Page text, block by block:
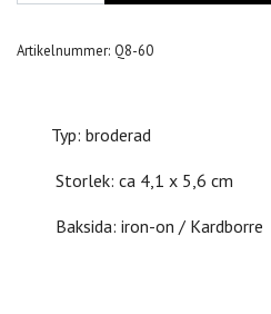
Artikelnummer: Q8-60
Typ: broderad
Storlek: ca 4,1 x 5,6 cm
Baksida: iron-on / Kardborre